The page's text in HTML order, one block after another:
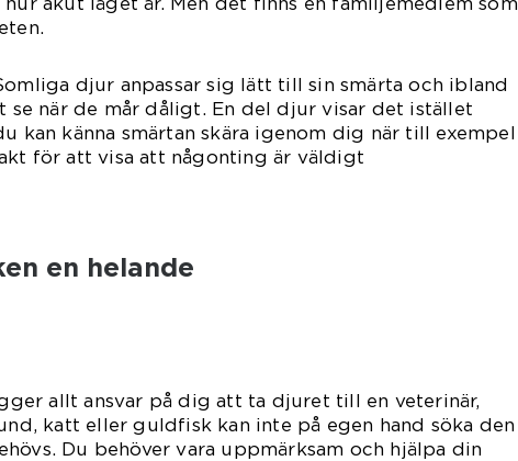
djur anpassar sig lätt till sin smärta och ibland
se när de mår dåligt. En del djur visar det istället
kan känna smärtan skära igenom dig när till exempel
för att visa att någonting är väldigt
en helande
allt ansvar på dig att ta djuret till en veterinär,
katt eller guldfisk kan inte på egen hand söka den
Du behöver vara uppmärksam och hjälpa din